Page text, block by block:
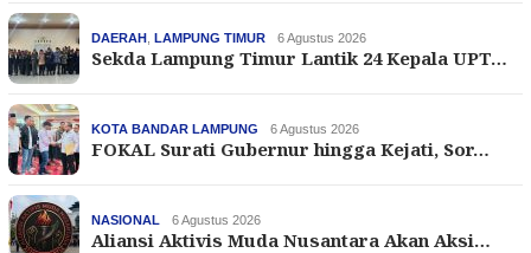
DAERAH LAMPUNG TIMUR 6 Agustus 2026
Sekda Lampung Timur Lantik 24 Kepala UPT…
KOTA BANDAR LAMPUNG 6 Agustus 2026
FOKAL Surati Gubernur hingga Kejati, Sor…
NASIONAL 6 Agustus 2026
Aliansi Aktivis Muda Nusantara Akan Aksi…